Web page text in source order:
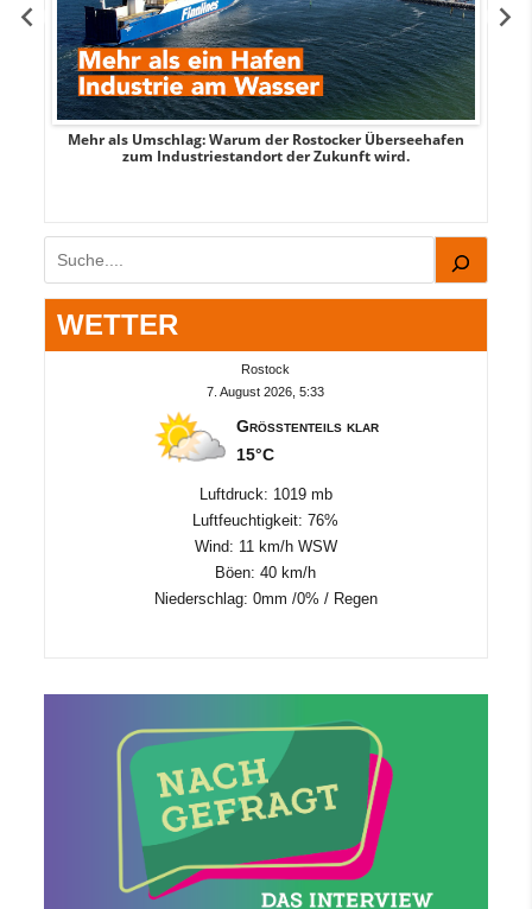
Mehr als Umschlag: Warum der Rostocker Überseehafen
zum Industriestandort der Zukunft wird.
Suchen
WETTER
Rostock
7. August 2026, 5:33
Größtenteils klar
15°C
Luftdruck: 1019 mb
Luftfeuchtigkeit: 76%
Wind: 11 km/h WSW
Böen: 40 km/h
Niederschlag: 0mm /0% / Regen